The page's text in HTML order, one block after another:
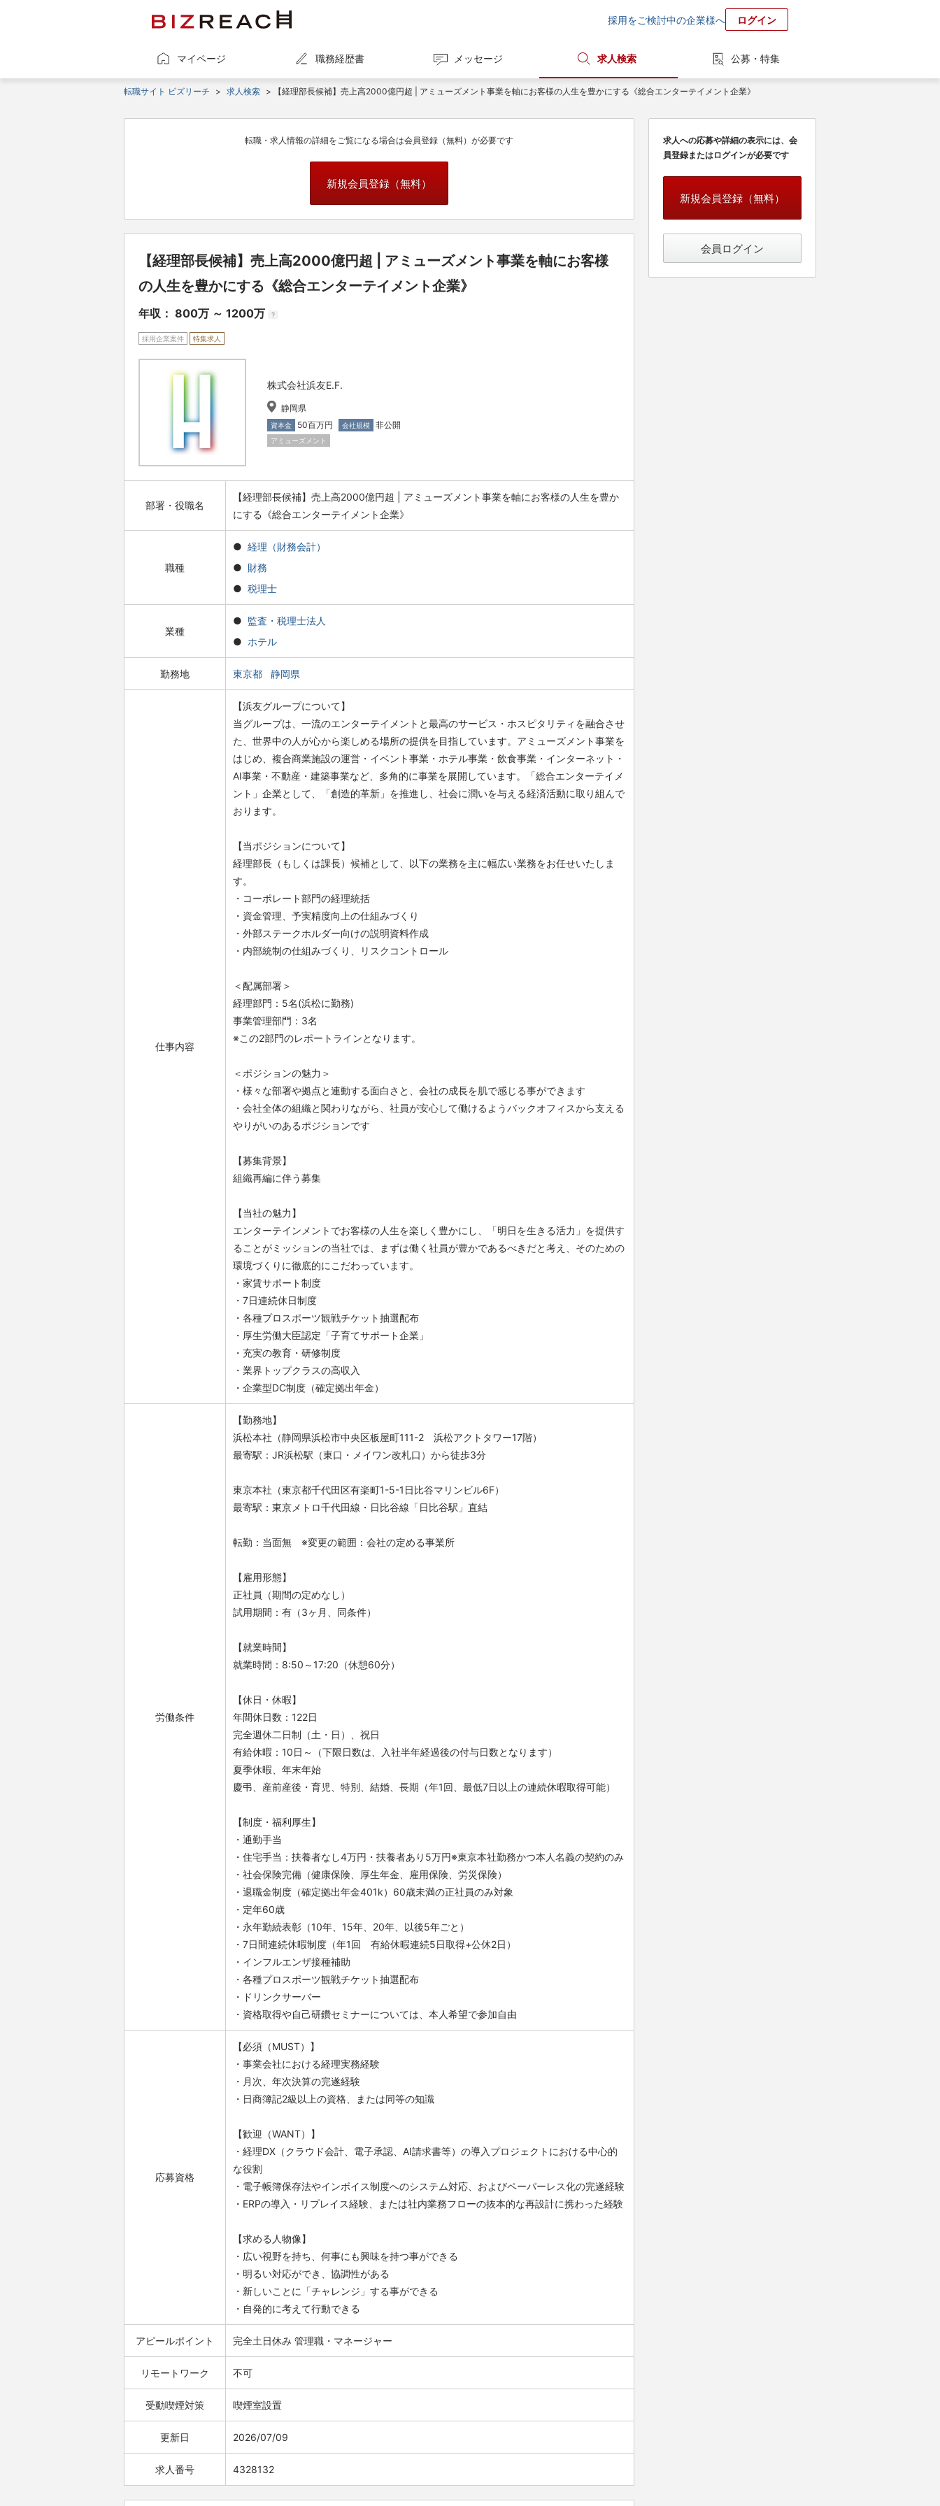
採用をご検討中の企業様へ ログイン
マイページ 職務経歴書 メッセージ 求人検索 公募・特集
転職サイト ビズリーチ > 求人検索 > 【経理部長候補】売上高2000億円超 | アミューズメント事業を軸にお客様の人生を豊かにする《総合エンターテイメント企業》
転職・求人情報の詳細をご覧になる場合は会員登録（無料）が必要です
新規会員登録（無料）
【経理部長候補】売上高2000億円超 | アミューズメント事業を軸にお客様
の人生を豊かにする《総合エンターテイメント企業》
年収： 800万 ～ 1200万 ?
採用企業案件 特集求人
株式会社浜友E.F.
静岡県
資本金 50百万円 会社規模 非公開
アミューズメント
部署・役職名
【経理部長候補】売上高2000億円超 | アミューズメント事業を軸にお客様の人生を豊か
にする《総合エンターテイメント企業》
職種
経理（財務会計）
財務
税理士
業種
監査・税理士法人
ホテル
勤務地 東京都 静岡県
仕事内容
【浜友グループについて】
当グループは、一流のエンターテイメントと最高のサービス・ホスピタリティを融合させ
た、世界中の人が心から楽しめる場所の提供を目指しています。アミューズメント事業を
はじめ、複合商業施設の運営・イベント事業・ホテル事業・飲食事業・インターネット・
AI事業・不動産・建築事業など、多角的に事業を展開しています。「総合エンターテイメ
ント」企業として、「創造的革新」を推進し、社会に潤いを与える経済活動に取り組んで
おります。
【当ポジションについて】
経理部長（もしくは課長）候補として、以下の業務を主に幅広い業務をお任せいたしま
す。
・コーポレート部門の経理統括
・資金管理、予実精度向上の仕組みづくり
・外部ステークホルダー向けの説明資料作成
・内部統制の仕組みづくり、リスクコントロール
＜配属部署＞
経理部門：5名(浜松に勤務)
事業管理部門：3名
※この2部門のレポートラインとなります。
＜ポジションの魅力＞
・様々な部署や拠点と連動する面白さと、会社の成長を肌で感じる事ができます
・会社全体の組織と関わりながら、社員が安心して働けるようバックオフィスから支える
やりがいのあるポジションです
【募集背景】
組織再編に伴う募集
【当社の魅力】
エンターテインメントでお客様の人生を楽しく豊かにし、「明日を生きる活力」を提供す
ることがミッションの当社では、まずは働く社員が豊かであるべきだと考え、そのための
環境づくりに徹底的にこだわっています。
・家賃サポート制度
・7日連続休日制度
・各種プロスポーツ観戦チケット抽選配布
・厚生労働大臣認定「子育てサポート企業」
・充実の教育・研修制度
・業界トップクラスの高収入
・企業型DC制度（確定拠出年金）
労働条件
【勤務地】
浜松本社（静岡県浜松市中央区板屋町111-2 浜松アクトタワー17階）
最寄駅：JR浜松駅（東口・メイワン改札口）から徒歩3分
東京本社（東京都千代田区有楽町1-5-1日比谷マリンビル6F）
最寄駅：東京メトロ千代田線・日比谷線「日比谷駅」直結
転勤：当面無 ※変更の範囲：会社の定める事業所
【雇用形態】
正社員（期間の定めなし）
試用期間：有（3ヶ月、同条件）
【就業時間】
就業時間：8:50～17:20（休憩60分）
【休日・休暇】
年間休日数：122日
完全週休二日制（土・日）、祝日
有給休暇：10日～（下限日数は、入社半年経過後の付与日数となります）
夏季休暇、年末年始
慶弔、産前産後・育児、特別、結婚、長期（年1回、最低7日以上の連続休暇取得可能）
【制度・福利厚生】
・通勤手当
・住宅手当：扶養者なし4万円・扶養者あり5万円※東京本社勤務かつ本人名義の契約のみ
・社会保険完備（健康保険、厚生年金、雇用保険、労災保険）
・退職金制度（確定拠出年金401k）60歳未満の正社員のみ対象
・定年60歳
・永年勤続表彰（10年、15年、20年、以後5年ごと）
・7日間連続休暇制度（年1回 有給休暇連続5日取得+公休2日）
・インフルエンザ接種補助
・各種プロスポーツ観戦チケット抽選配布
・ドリンクサーバー
・資格取得や自己研鑽セミナーについては、本人希望で参加自由
応募資格
【必須（MUST）】
・事業会社における経理実務経験
・月次、年次決算の完遂経験
・日商簿記2級以上の資格、または同等の知識
【歓迎（WANT）】
・経理DX（クラウド会計、電子承認、AI請求書等）の導入プロジェクトにおける中心的
な役割
・電子帳簿保存法やインボイス制度へのシステム対応、およびペーパーレス化の完遂経験
・ERPの導入・リプレイス経験、または社内業務フローの抜本的な再設計に携わった経験
【求める人物像】
・広い視野を持ち、何事にも興味を持つ事ができる
・明るい対応ができ、協調性がある
・新しいことに「チャレンジ」する事ができる
・自発的に考えて行動できる
アピールポイント 完全土日休み 管理職・マネージャー
リモートワーク 不可
受動喫煙対策 喫煙室設置
更新日 2026/07/09
求人番号 4328132
求人への応募や詳細の表示には、会
員登録またはログインが必要です
新規会員登録（無料）
会員ログイン